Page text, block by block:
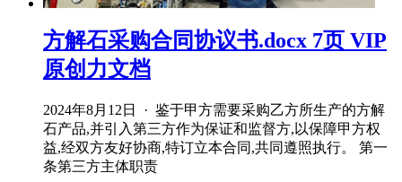
方解石采购合同协议书.docx 7页 VIP
原创力文档
2024年8月12日 · 鉴于甲方需要采购乙方所生产的方解
石产品,并引入第三方作为保证和监督方,以保障甲方权
益,经双方友好协商,特订立本合同,共同遵照执行。 第一
条第三方主体职责